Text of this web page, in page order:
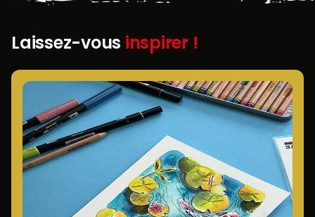
Laissez-vous inspirer !